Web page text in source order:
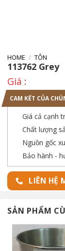
HOME / TÔN
113762 Grey
CAM KẾT CỦA
Giá cả cạnh
Chất lượng
Nguồn gốc
Bảo hành -
LIÊN HỆ
SẢN PHẨM